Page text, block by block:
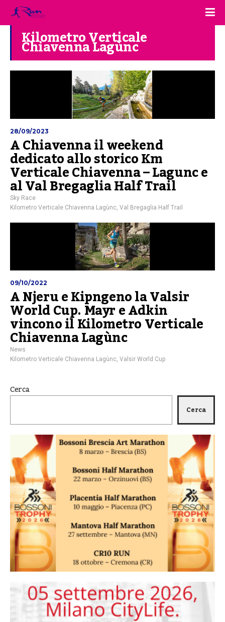
Kilometro Verticale
Chiavenna Lagùnc
28/09/2023
A Chiavenna il weekend
dedicato allo storico Km
Verticale Chiavenna – Lagunc e
al Val Bregaglia Half Trail
Sky Race
Kilometro Verticale Chiavenna Lagùnc Val Bregaglia Half Trail
09/10/2022
A Njeru e Kipngeno la Valsir
World Cup. Mayr e Adkin
vincono il Kilometro Verticale
Chiavenna Lagùnc
News
Kilometro Verticale Chiavenna Lagùnc, Valsir World Cup
Cerca
Cerca